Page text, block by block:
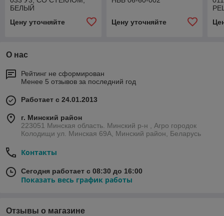
БЕЛЫЙ
Цену уточняйте
Цену уточняйте
О нас
Рейтинг не сформирован
Менее 5 отзывов за последний год
Работает с 24.01.2013
г. Минский район
223051 Минская область. Минский р-н , Агро городок
Колодищи ул. Минская 69А, Минский район, Беларусь
Контакты
Сегодня работает с 08:30 до 16:00
Показать весь график работы
Отзывы о магазине